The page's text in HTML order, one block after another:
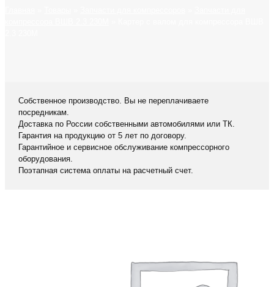
Собственное производство. Вы не переплачиваете
посредникам.
Доставка по России собственными автомобилями или ТК.
Гарантия на продукцию от 5 лет по договору.
Гарантийное и сервисное обслуживание компрессорного
оборудования.
Поэтапная система оплаты на расчетный счет.